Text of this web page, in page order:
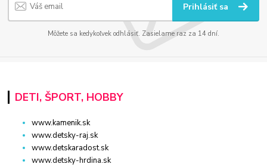
Prihlásiť sa
Môžete sa kedykoľvek odhlásiť. Zasielame raz za 14 dní.
DETI, ŠPORT, HOBBY
www.kamenik.sk
www.detsky-raj.sk
www.detskaradost.sk
www.detsky-hrdina.sk